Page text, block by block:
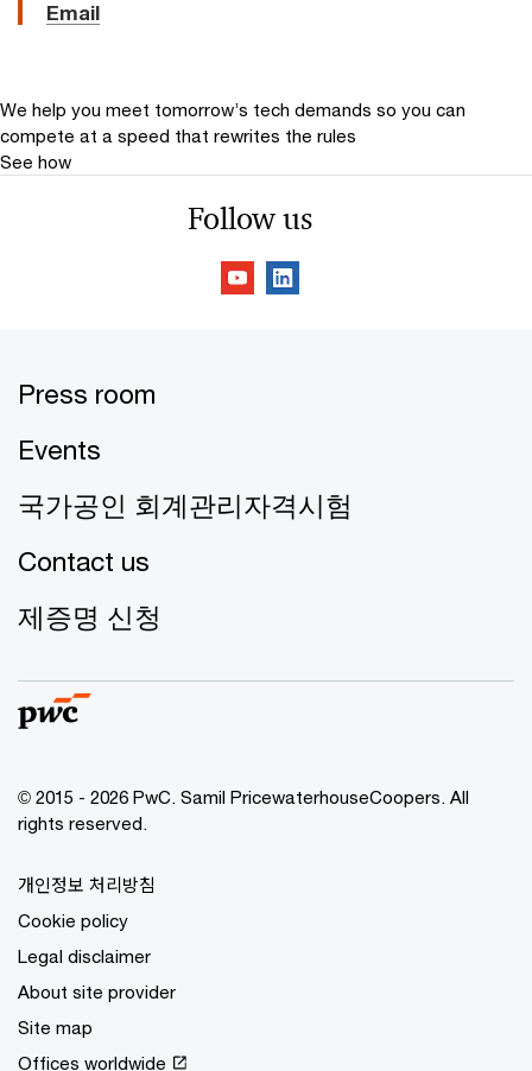
Email
We help you meet tomorrow’s tech demands so you can
compete at a speed that rewrites the rules
See how
Follow us
Press room
Events
국가공인 회계관리자격시험
Contact us
제증명 신청
© 2015 - 2026 PwC. Samil PricewaterhouseCoopers. All
rights reserved.
개인정보 처리방침
Cookie policy
Legal disclaimer
About site provider
Site map
Offices worldwide